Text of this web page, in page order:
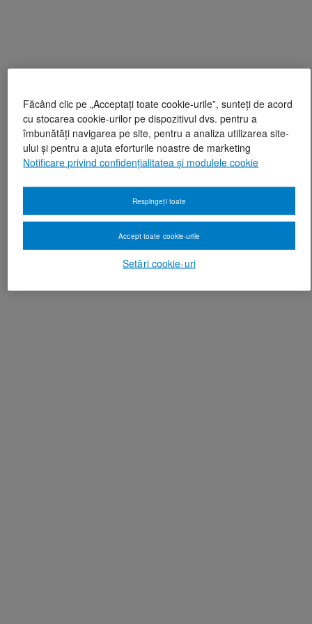
Făcând clic pe „Acceptați toate cookie-urile”, sunteți de acord
cu stocarea cookie-urilor pe dispozitivul dvs. pentru a
îmbunătăți navigarea pe site, pentru a analiza utilizarea site-
ului și pentru a ajuta eforturile noastre de marketing
Notificare privind confidențialitatea și modulele cookie
Setări cookie-uri
Respingeți toate
Accept toate cookie-urile